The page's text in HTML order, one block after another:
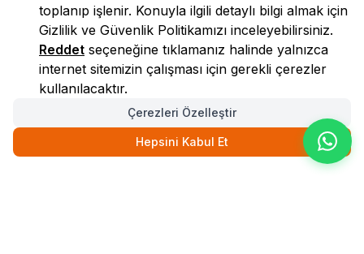
LokmanAVM
toplanıp işlenir. Konuyla ilgili detaylı bilgi almak için
Gizlilik ve Güvenlik Politikamızı inceleyebilirsiniz.
Reddet seçeneğine tıklamanız halinde yalnızca
internet sitemizin çalışması için gerekli çerezler
kullanılacaktır.
Çerezleri Özelleştir
Hepsini Kabul Et